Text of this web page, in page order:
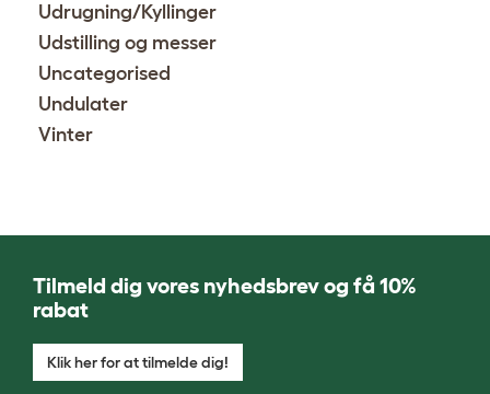
Udrugning/Kyllinger
Udstilling og messer
Uncategorised
Undulater
Vinter
Tilmeld dig vores nyhedsbrev og få 10%
rabat
Klik her for at tilmelde dig!